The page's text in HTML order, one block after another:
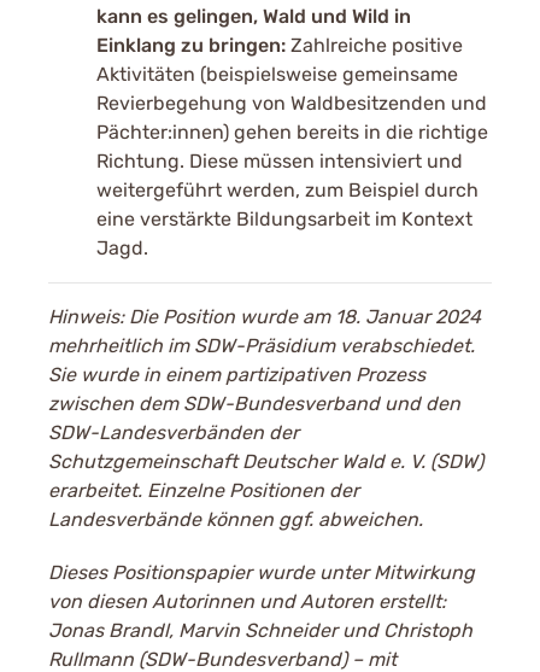
kann es gelingen, Wald und Wild in
Einklang zu bringen: Zahlreiche positive
Aktivitäten (beispielsweise gemeinsame
Revierbegehung von Waldbesitzenden und
Pächter:innen) gehen bereits in die richtige
Richtung. Diese müssen intensiviert und
weitergeführt werden, zum Beispiel durch
eine verstärkte Bildungsarbeit im Kontext
Jagd.
Hinweis: Die Position wurde am 18. Januar 2024
mehrheitlich im SDW-Präsidium verabschiedet.
Sie wurde in einem partizipativen Prozess
zwischen dem SDW-Bundesverband und den
SDW-Landesverbänden der
Schutzgemeinschaft Deutscher Wald e. V. (SDW)
erarbeitet. Einzelne Positionen der
Landesverbände können ggf. abweichen.
Dieses Positionspapier wurde unter Mitwirkung
von diesen Autorinnen und Autoren erstellt:
Jonas Brandl, Marvin Schneider und Christoph
Rullmann (SDW-Bundesverband) – mit